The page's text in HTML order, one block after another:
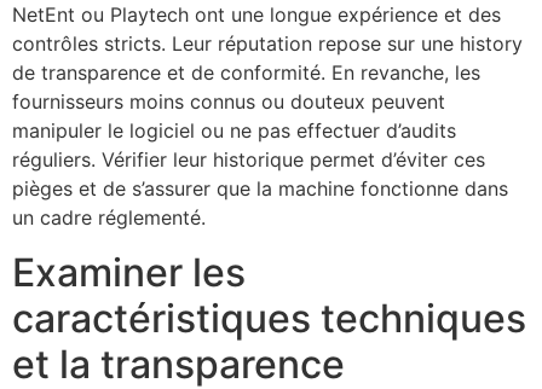
NetEnt ou Playtech ont une longue expérience et des
contrôles stricts. Leur réputation repose sur une history
de transparence et de conformité. En revanche, les
fournisseurs moins connus ou douteux peuvent
manipuler le logiciel ou ne pas effectuer d’audits
réguliers. Vérifier leur historique permet d’éviter ces
pièges et de s’assurer que la machine fonctionne dans
un cadre réglementé.
Examiner les
caractéristiques techniques
et la transparence